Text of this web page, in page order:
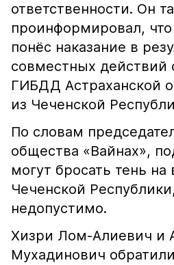
ответственности. Он
проинформировал,
понёс наказание в
совместных действий
ГИБДД Астраханской
из Чеченской
По словам
общества «Вайнах»,
могут бросать тень на
Чеченской
недопустимо.
Хизри Лом-Алиевич и
Мухадинович